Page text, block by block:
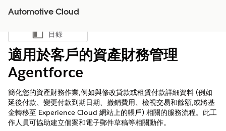
Automotive Cloud
顯示目錄
目錄
適用於客戶的資產財務管理
Agentforce
簡化您的資產財務作業,例如與修改貸款或租賃付款詳細資料 (例如
延後付款、變更付款到期日期、撤銷費用、檢視交易和餘額,或將基
金轉移至 Experience Cloud 網站上的帳戶) 相關的服務流程。此工
作人員可協助建立個案和電子郵件草稿等相關動作。